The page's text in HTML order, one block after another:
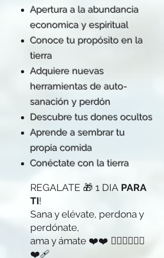
Apertura a la abundancia
economica y espiritual
Conoce tu propósito en la
tierra
Adquiere nuevas
herramientas de auto-
sanación y perdón
Descubre tus dones ocultos
Aprende a sembrar tu
propia comida
Conéctate con la tierra
REGALATE 🎁 1 DIA PARA
TI!
Sana y elévate, perdona y
perdónate,
ama y ámate ❤️❤️ 🧘🏼‍♂️🧘🏼‍♀️
❤️‍🩹